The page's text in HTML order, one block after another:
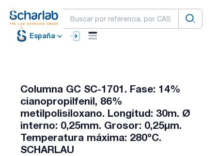
España
Columna GC SC-1701. Fase: 14%
cianopropilfenil, 86%
metilpolisiloxano. Longitud: 30m. Ø
interno: 0,25mm. Grosor: 0,25µm.
Temperatura máxima: 280ºC.
SCHARLAU